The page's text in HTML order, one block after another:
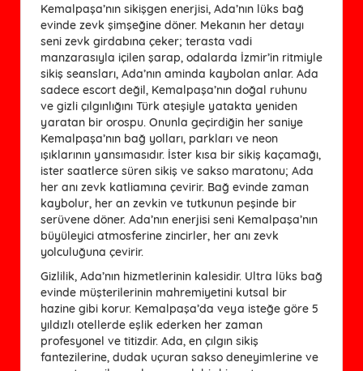
Kemalpaşa’nın sikişgen enerjisi, Ada’nın lüks bağ
evinde zevk şimşeğine döner. Mekanın her detayı
seni zevk girdabına çeker; terasta vadi
manzarasıyla içilen şarap, odalarda İzmir’in ritmiyle
sikiş seansları, Ada’nın aminda kaybolan anlar. Ada
sadece escort değil, Kemalpaşa’nın doğal ruhunu
ve gizli çılgınlığını Türk ateşiyle yatakta yeniden
yaratan bir orospu. Onunla geçirdiğin her saniye
Kemalpaşa’nın bağ yolları, parkları ve neon
ışıklarının yansımasıdır. İster kısa bir sikiş kaçamağı,
ister saatlerce süren sikiş ve sakso maratonu; Ada
her anı zevk katliamına çevirir. Bağ evinde zaman
kaybolur, her an zevkin ve tutkunun peşinde bir
serüvene döner. Ada’nın enerjisi seni Kemalpaşa’nın
büyüleyici atmosferine zincirler, her anı zevk
yolculuğuna çevirir.
Gizlilik, Ada’nın hizmetlerinin kalesidir. Ultra lüks bağ
evinde müşterilerinin mahremiyetini kutsal bir
hazine gibi korur. Kemalpaşa’da veya isteğe göre 5
yıldızlı otellerde eşlik ederken her zaman
profesyonel ve titizdir. Ada, en çılgın sikiş
fantezilerine, dudak uçuran sakso deneyimlerine ve